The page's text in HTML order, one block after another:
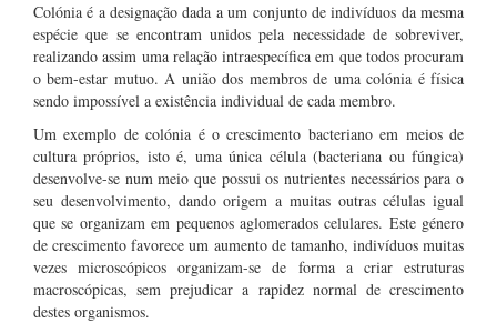
Colónia é a designação dada a um conjunto de indivíduos da mesma
espécie que se encontram unidos pela necessidade de sobreviver,
realizando assim uma relação intraespecífica em que todos procuram
o bem-estar mutuo. A união dos membros de uma colónia é física
sendo impossível a existência individual de cada membro.
Um exemplo de colónia é o crescimento bacteriano em meios de
cultura próprios, isto é, uma única célula (bacteriana ou fúngica)
desenvolve-se num meio que possui os nutrientes necessários para o
seu desenvolvimento, dando origem a muitas outras células igual
que se organizam em pequenos aglomerados celulares. Este género
de crescimento favorece um aumento de tamanho, indivíduos muitas
vezes microscópicos organizam-se de forma a criar estruturas
macroscópicas, sem prejudicar a rapidez normal de crescimento
destes organismos.